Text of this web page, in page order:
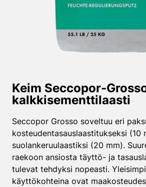
Keim Seccopor-
kalkkisementti­laasti
Seccopor Grosso soveltuu eri
kosteudentasauslaastitukseksi (10
suolankeruulaastiksi (20 mm).
raekoon ansiosta täyttö- ja
tulevat tehdyksi nopeasti.
käyttökohteina ovat